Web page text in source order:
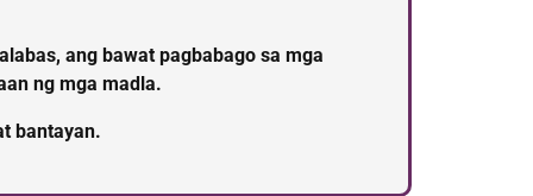
ang bawat pagbabago sa mga
ng mga madla.
bantayan.